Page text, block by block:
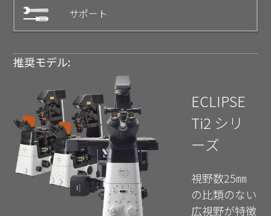
サポート
推奨モデル:
ECLIPSE
Ti2 シリ
ーズ
視野数25㎜
の比類のない
広視野が特徴